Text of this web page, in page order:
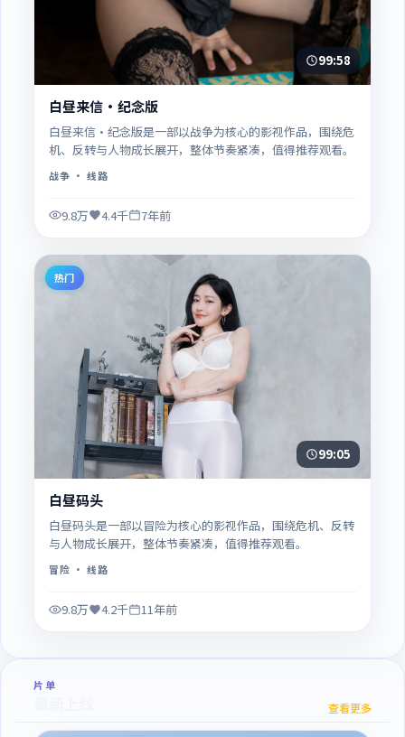
99:58
白昼来信·纪念版
白昼来信·纪念版是一部以战争为核心的影视作品，围绕危
机、反转与人物成长展开，整体节奏紧凑，值得推荐观看。
战争 · 线路
9.8万 4.4千 7年前
热门
99:05
白昼码头
白昼码头是一部以冒险为核心的影视作品，围绕危机、反转
与人物成长展开，整体节奏紧凑，值得推荐观看。
冒险 · 线路
9.8万 4.2千 11年前
片单
查看更多